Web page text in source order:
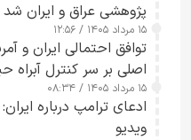
پژوهشی عراق و ایران شد
۱۵ مرداد ۱۴۰۵ / ۱۲:۵۶
توافق احتمالی ایران و
اصلی بر سر کنترل آبراه
۱۵ مرداد ۱۴۰۵ / ۰۸:۳۴
ادعای ترامپ درباره
ویدیو